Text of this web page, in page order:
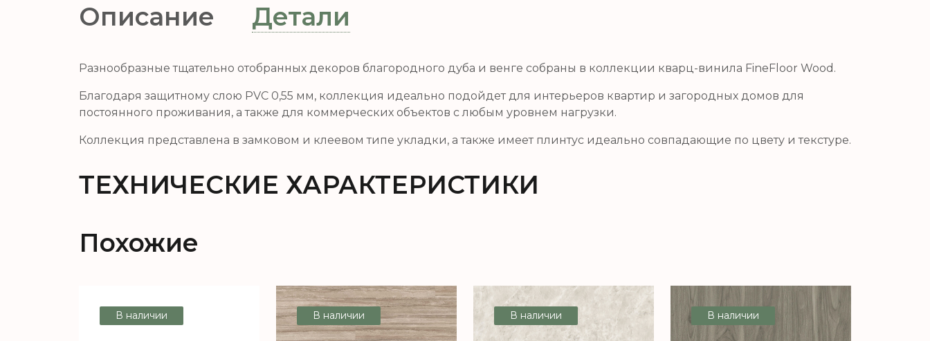
Описание Детали
Разнообразные тщательно отобранных декоров благородного дуба и венге собраны в коллекции кварц-винила FineFloor Wood.
Благодаря защитному слою PVC 0,55 мм, коллекция идеально подойдет для интерьеров квартир и загородных домов для
постоянного проживания, а также для коммерческих объектов с любым уровнем нагрузки.
Коллекция представлена в замковом и клеевом типе укладки, а также имеет плинтус идеально совпадающие по цвету и текстуре.
ТЕХНИЧЕСКИЕ ХАРАКТЕРИСТИКИ
Похожие
В наличии В наличии В наличии В наличии